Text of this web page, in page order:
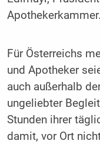
Apothekerkammer.
Für Österreichs
und Apotheker
auch außerhalb
ungeliebter
Stunden ihrer
damit, vor Ort